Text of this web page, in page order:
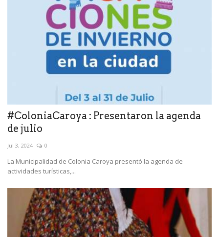
#ColoniaCaroya : Presentaron la agenda
de julio
Jul 3, 2024 0
La Municipalidad de Colonia Caroya presentó la agenda de
actividades turísticas,...